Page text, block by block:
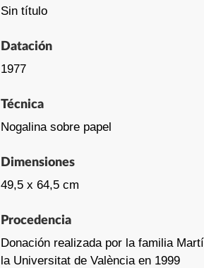
Sin título
Datación
1977
Técnica
Nogalina sobre papel
Dimensiones
49,5 x 64,5 cm
Procedencia
Donación realizada por la familia
la Universitat de València en 1999